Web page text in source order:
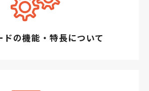
ドの機能・特長について